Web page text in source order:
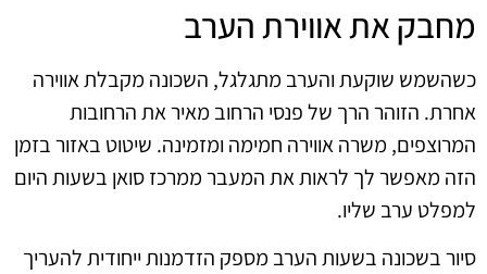
מחבק את אווירת הערב
כשהשמש שוקעת והערב מתגלגל, השכונה מקבלת אווירה
אחרת. הזוהר הרך של פנסי הרחוב מאיר את הרחובות
המרוצפים, משרה אווירה חמימה ומזמינה. שיטוט באזור בזמן
הזה מאפשר לך לראות את המעבר ממרכז סואן בשעות היום
למפלט ערב שליו.
סיור בשכונה בשעות הערב מספק הזדמנות ייחודית להעריך